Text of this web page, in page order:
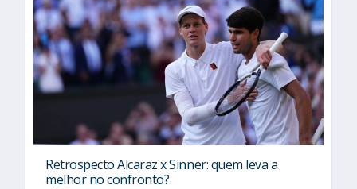
Retrospecto Alcaraz x Sinner: quem leva a
melhor no confronto?